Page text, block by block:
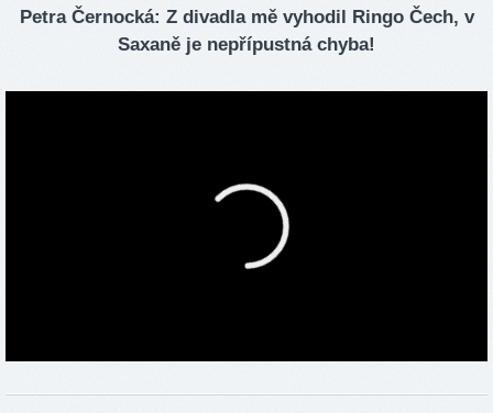
Petra Černocká: Z divadla mě vyhodil Ringo Čech, v
Saxaně je nepřípustná chyba!